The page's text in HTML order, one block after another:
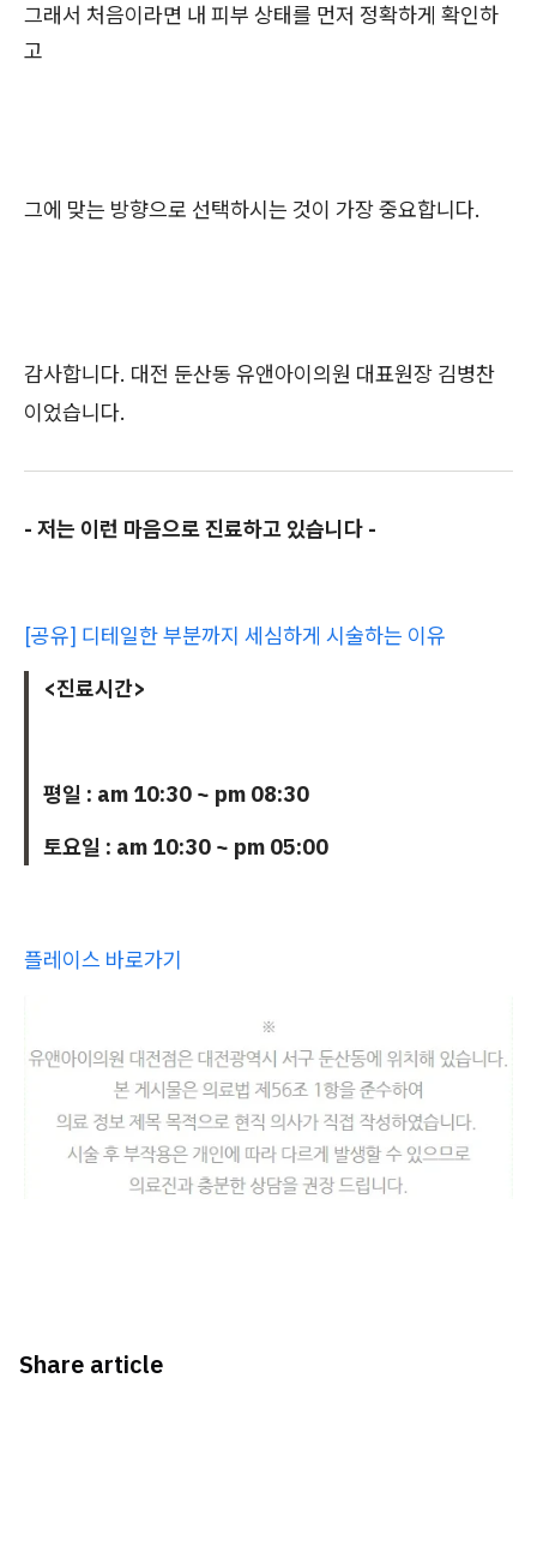
그래서 처음이라면 내 피부 상태를 먼저 정확하게 확인하
고
그에 맞는 방향으로 선택하시는 것이 가장 중요합니다.
감사합니다. 대전 둔산동 유앤아이의원 대표원장 김병찬
이었습니다.
- 저는 이런 마음으로 진료하고 있습니다 -
[공유] 디테일한 부분까지 세심하게 시술하는 이유
<진료시간>
평일 : am 10:30 ~ pm 08:30
토요일 : am 10:30 ~ pm 05:00
플레이스 바로가기
Share article